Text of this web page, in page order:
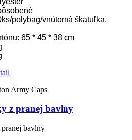
polybag/vnútorná škatuľka,
65 * 45 * 38 cm
z pranej bavlny
bavlny